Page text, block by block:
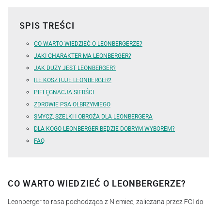
SPIS TREŚCI
CO WARTO WIEDZIEĆ O LEONBERGERZE?
JAKI CHARAKTER MA LEONBERGER?
JAK DUŻY JEST LEONBERGER?
ILE KOSZTUJE LEONBERGER?
PIELĘGNACJA SIERŚCI
ZDROWIE PSA OLBRZYMIEGO
SMYCZ, SZELKI I OBROŻA DLA LEONBERGERA
DLA KOGO LEONBERGER BĘDZIE DOBRYM WYBOREM?
FAQ
CO WARTO WIEDZIEĆ O LEONBERGERZE?
Leonberger to rasa pochodząca z Niemiec, zaliczana przez FCI do